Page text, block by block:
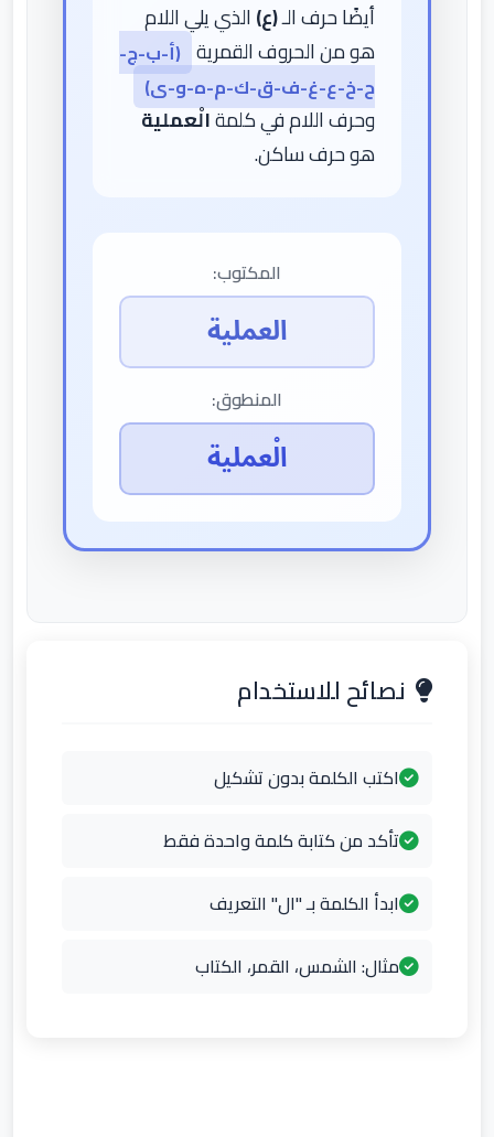
أيضًا حرف الـ(ع)الذي يلي اللام
هو من الحروف القمرية (أ-ب-ج-
ح-خ-ع-غ-ف-ق-ك-م-ه-و-ى)
وحرف اللام في كلمةالْعملية
هو حرف ساكن.
المكتوب:
العملية
المنطوق:
الْعملية
نصائح للاستخدام
اكتب الكلمة بدون تشكيل
تأكد من كتابة كلمة واحدة فقط
ابدأ الكلمة بـ "ال" التعريف
مثال: الشمس، القمر، الكتاب